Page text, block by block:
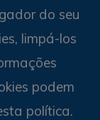
do seu
limpá-los
podem
política.